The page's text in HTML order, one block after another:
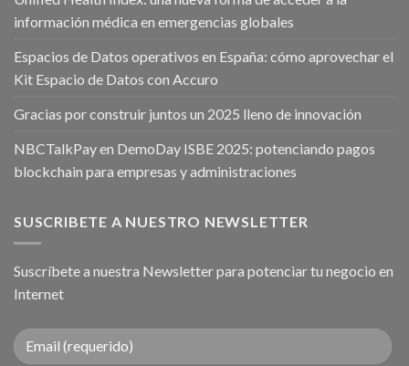
información médica en emergencias globales
Espacios de Datos operativos en España: cómo aprovechar el
Kit Espacio de Datos con Accuro
Gracias por construir juntos un 2025 lleno de innovación
NBCTalkPay en DemoDay ISBE 2025: potenciando pagos
blockchain para empresas y administraciones
SUSCRIBETE A NUESTRO NEWSLETTER
Suscríbete a nuestra Newsletter para potenciar tu negocio en
Internet